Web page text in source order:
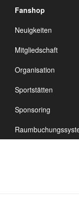
Fanshop
Neuigkeiten
Mitgliedschaft
Organisation
Sportstätten
Sponsoring
TSV
Audorf